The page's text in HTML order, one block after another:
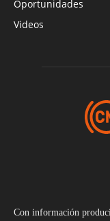
Oportunidades
Videos
Con información